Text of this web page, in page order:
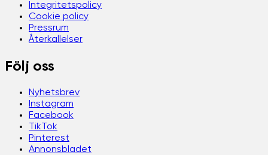
Integritetspolicy
Cookie policy
Pressrum
Återkallelser
Följ oss
Nyhetsbrev
Instagram
Facebook
TikTok
Pinterest
Annonsbladet